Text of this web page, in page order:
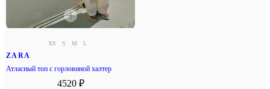
XS S M L
ZARA
Атласный топ с горловиной халтер
4520 ₽